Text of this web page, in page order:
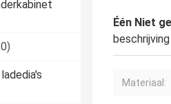
Één Niet
beschrijving
Materiaal: